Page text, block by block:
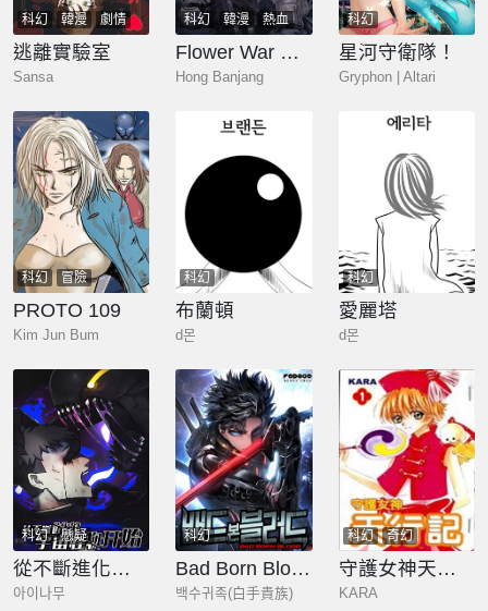
科幻 韓漫
劇情
懸疑
逃離實驗室
Sansa
科幻 韓漫
熱血
奇幻
少年 玄幻
Flower War 第一季
Hong Banjang
科幻
星河守衛隊！
Gryphon | Altari
科幻 冒險
PROTO 109
Kim Jun Bum
科幻
布蘭頓
d몬
科幻
愛麗塔
d몬
科幻 懸疑
從不斷進化的宇宙怪物開始
아이나무
科幻
Bad Born Blood
백수귀족(白手貴族)
科幻 奇幻
守護女神天行記
KARA